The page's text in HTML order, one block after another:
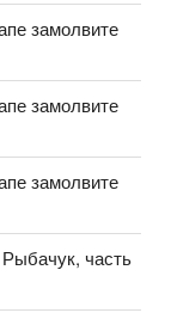
замолвите
замолвите
замолвите
часть